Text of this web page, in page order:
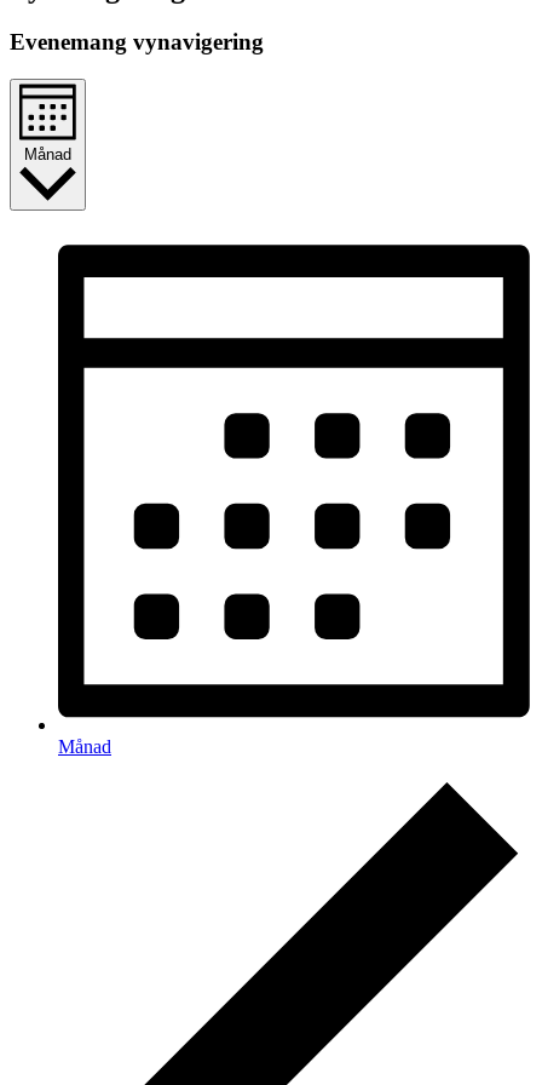
Evenemang vynavigering
Månad
Månad